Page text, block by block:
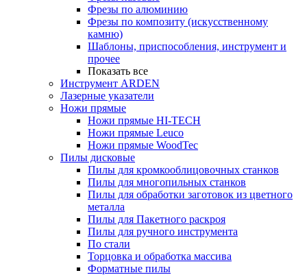
Фрезы по алюминию
Фрезы по композиту (искусственному
камню)
Шаблоны, приспособления, инструмент и
прочее
Показать все
Инструмент ARDEN
Лазерные указатели
Ножи прямые
Ножи прямые HI-TECH
Ножи прямые Leuco
Ножи прямые WoodTec
Пилы дисковые
Пилы для кромкооблицовочных станков
Пилы для многопильных станков
Пилы для обработки заготовок из цветного
металла
Пилы для Пакетного раскроя
Пилы для ручного инструмента
По стали
Торцовка и обработка массива
Форматные пилы